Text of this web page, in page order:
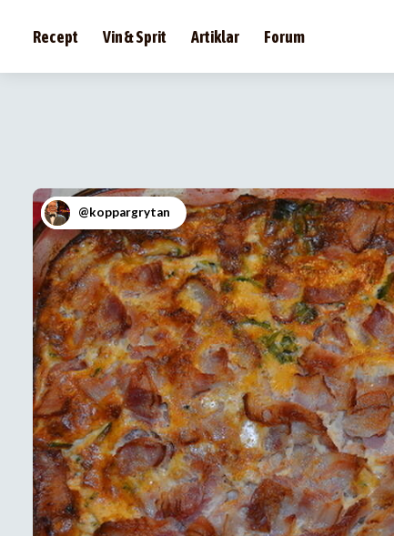
Recept Vin & Sprit Artiklar Forum
@koppargrytan